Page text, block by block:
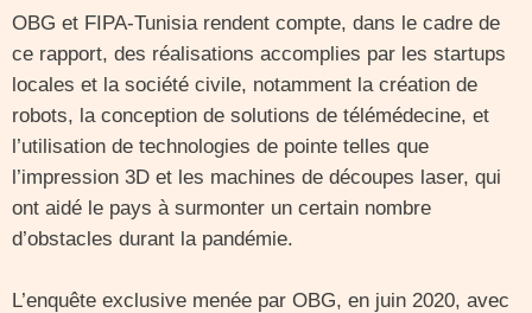
OBG et FIPA-Tunisia rendent compte, dans le cadre de
ce rapport, des réalisations accomplies par les startups
locales et la société civile, notamment la création de
robots, la conception de solutions de télémédecine, et
l’utilisation de technologies de pointe telles que
l’impression 3D et les machines de découpes laser, qui
ont aidé le pays à surmonter un certain nombre
d’obstacles durant la pandémie.
L’enquête exclusive menée par OBG, en juin 2020, avec